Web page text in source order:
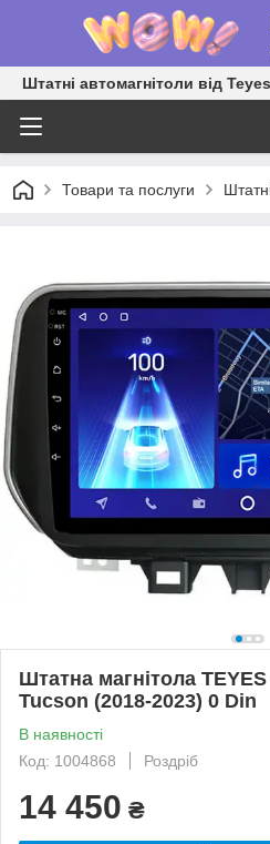
Штатні автомагнітоли від Teyes
Товари та послуги
Штатна магнітола
Tucson (2018-2023) 0 Din
В наявності
Код: 1004868
Роздріб
14 450 ₴